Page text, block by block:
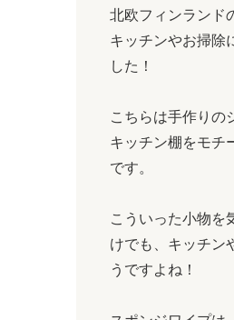
北欧フィンランド
キッチンやお掃除
した！
こちらは手作りの
キッチン棚をモチ
です。
こういった小物を
けでも、キッチン
うですよね！